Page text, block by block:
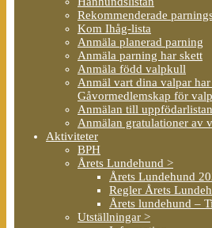
Rekommenderade
Kom Ihåg-lista
Anmäla planerad parning
Anmäla parning har skett
Anmäla född valpkull
Anmäl vart dina valpar
Gåvormedlemskap för
Anmälan till uppfödarlistan
Anmälan gratulationer av
Aktiviteter
BPH
Årets Lundehund >
Årets Lundehund
Regler Årets
Årets lundehund –
Utställningar >